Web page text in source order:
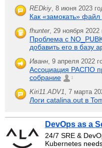
REDkiy, 8 июня 2023
Как «замокать»
fhunter, 29 ноября
Проблема с
добавить его в базу
Иванн, 9 апреля 2022
Ассоциация РАСПО
собрание
1
Kiri11.ADV1, 7 марта
Логи catalina.out в
DevOps as a
24/7 SRE &
Kubernetes